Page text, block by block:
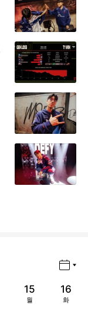
15
월
16
화